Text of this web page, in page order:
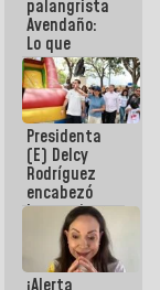
Eléctrico
Nacional
palangrista
Avendaño:
Lo que
vayas a
escribir
hazlo hoy
por que no
sabemos si
la semana
que viene
hay
programa
Presidenta
(E) Delcy
Rodríguez
encabezó
lanzamiento
del Plan
Nacional de
Recreación